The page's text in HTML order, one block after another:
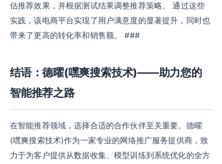
估推荐效果，并根据测试结果调整推荐策略。 通过这些
实践，该电商平台实现了用户满意度的显著提升，同时也
带来了更高的转化率和销售额。 ###
结语：德曜(嘿爽搜索技术)——助力您的
智能推荐之路
在智能推荐领域，选择合适的合作伙伴至关重要。德曜
(嘿爽搜索技术)作为一家专业的网络推广服务提供商，致
力于为客户提供从数据收集、模型训练到系统优化的全方